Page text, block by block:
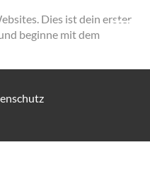
. Dies ist dein erster
beginne mit dem